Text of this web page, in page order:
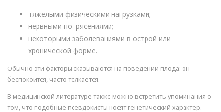
тяжелыми физическими нагрузками;
нервными потрясениями;
некоторыми заболеваниями в острой или
хронической форме.
Обычно эти факторы сказываются на поведении плода: он
беспокоится, часто толкается.
В медицинской литературе также можно встретить упоминания о
том, что подобные псевдокисты носят генетический характер.